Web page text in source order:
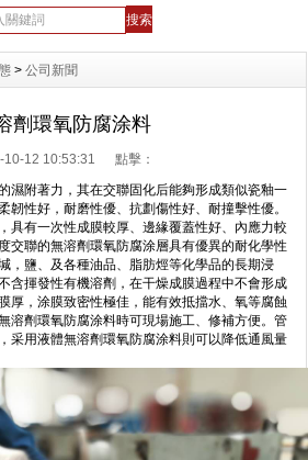
>公司新聞
劑環氧防腐涂料
10-12 10:53:31 點擊：
濕附著力，其在交聯固化后能夠形成類似瓷釉一
韌性好，耐磨性優、抗劃傷性好、耐撞擊性優。
具有一次性成膜較厚、邊緣覆蓋性好、內應力較
交聯的無溶劑環氧防腐涂層具有優異的耐化學性
，鹽、及各種油品、脂肪烴等化學品的長期浸
含揮發性有機溶劑，在干燥成膜過程中不會形成
厚，涂膜致密性極佳，能有效抵擋水、氧等腐蝕
溶劑環氧防腐涂料時可現場施工、修補方便。管
采用液體無溶劑環氧防腐涂料則可以降低通風量